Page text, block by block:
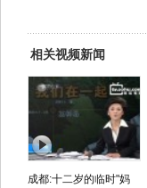
相关视频新闻
成都:十二岁的临时"妈